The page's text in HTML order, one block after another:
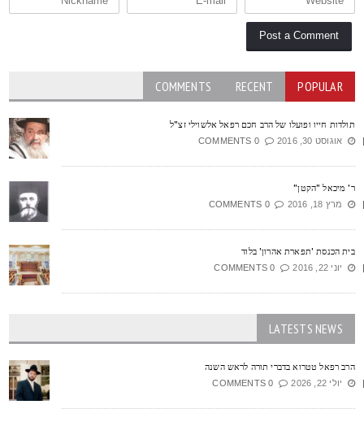
POPULAR
RECENT
COMMENTS
חייו ופועלו של הרב חכם רפאל אלשוילי זצ"ל
אוגוסט 30, 2016 0 COMMENTS
מיכאל "הקטן"
מרץ 18, 2016 0 COMMENTS
הכנסת 'תפארת אהרון' בלוד
יוני 22, 2016 0 COMMENTS
LATESTS NEWS
רפאל טטרוא בדברי תורה לראש השנה
יולי 22, 2026 0 COMMENTS